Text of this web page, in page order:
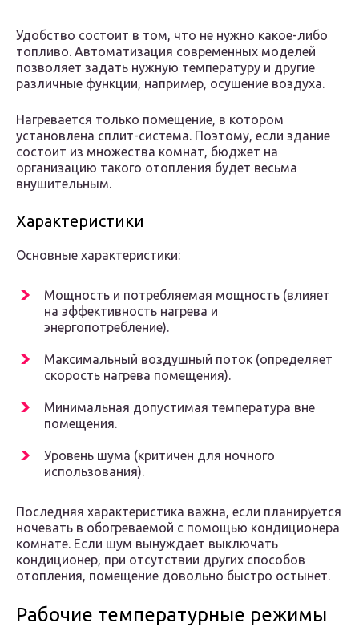
Удобство состоит в том, что не нужно какое-либо
топливо. Автоматизация современных моделей
позволяет задать нужную температуру и другие
различные функции, например, осушение воздуха.
Нагревается только помещение, в котором
установлена сплит-система. Поэтому, если здание
состоит из множества комнат, бюджет на
организацию такого отопления будет весьма
внушительным.
Характеристики
Основные характеристики:
Мощность и потребляемая мощность (влияет
на эффективность нагрева и
энергопотребление).
Максимальный воздушный поток (определяет
скорость нагрева помещения).
Минимальная допустимая температура вне
помещения.
Уровень шума (критичен для ночного
использования).
Последняя характеристика важна, если планируется
ночевать в обогреваемой с помощью кондиционера
комнате. Если шум вынуждает выключать
кондиционер, при отсутствии других способов
отопления, помещение довольно быстро остынет.
Рабочие температурные режимы